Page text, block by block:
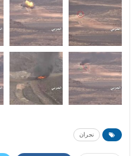
نجران